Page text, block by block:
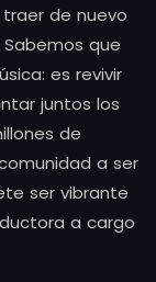
de nuevo
que
es revivir
juntos los
de
a ser
ser vibrante
a cargo